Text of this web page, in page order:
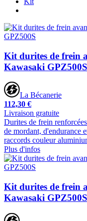
Kit durites de frein
Kawasaki GPZ500S
La Bécanerie
112,30 €
Livraison gratuite
Durites de frein
de mordant, d'endurance
raccords couleur
Plus d'infos
Kit durites de frein
Kawasaki GPZ500S